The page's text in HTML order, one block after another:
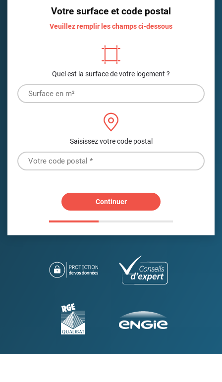
Votre surface et code postal
Veuillez remplir les champs ci-dessous
Quel est la surface de votre logement ?
Saisissez votre code postal
Continuer